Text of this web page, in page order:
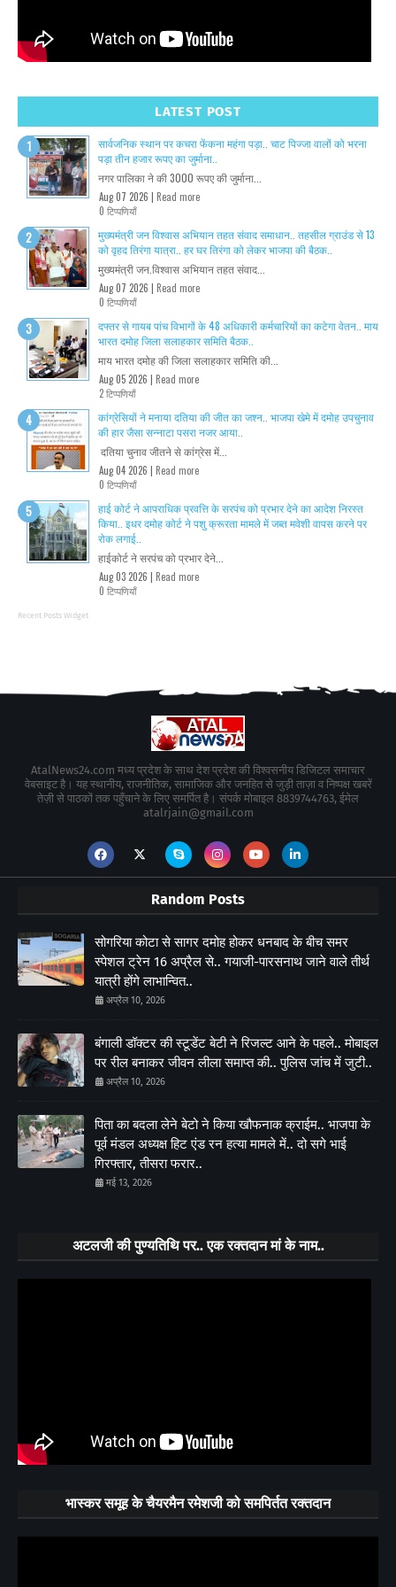
LATEST POST
सार्वजनिक स्थान पर कचरा फेंकना महंगा पड़ा.. चाट पिज्जा वालों को भरना
पड़ा तीन हजार रूपए का जुर्माना..
नगर पालिका ने की 3000 रूपए की जुर्माना...
Aug 07 2026 | Read more
0 टिप्पणियाँ
मुख्यमंत्री जन विश्वास अभियान तहत संवाद समाधान.. तहसील ग्राउंड से 13
को वृहद तिरंगा यात्रा.. हर घर तिरंगा को लेकर भाजपा की बैठक..
मुख्यमंत्री जन.विश्वास अभियान तहत संवाद...
Aug 07 2026 | Read more
0 टिप्पणियाँ
दफ्तर से गायब पांच विभागों के 48 अधिकारी कर्मचारियों का कटेगा वेतन.. माय
भारत दमोह जिला सलाहकार समिति बैठक..
माय भारत दमोह की जिला सलाहकार समिति की...
Aug 05 2026 | Read more
2 टिप्पणियाँ
कांग्रेसियों ने मनाया दतिया की जीत का जश्न.. भाजपा खेमे में दमोह उपचुनाव
की हार जैसा सन्नाटा पसरा नजर आया..
दतिया चुनाव जीतने से कांग्रेस में...
Aug 04 2026 | Read more
0 टिप्पणियाँ
हाई कोर्ट ने आपराधिक प्रवत्ति के सरपंच को प्रभार देने का आदेश निरस्त
किया.. इधर दमोह कोर्ट ने पशु क्रूरता मामले में जब्त मवेशी वापस करने पर
रोक लगाई..
हाईकोर्ट ने सरपंच को प्रभार देने...
Aug 03 2026 | Read more
0 टिप्पणियाँ
Recent Posts Widget
AtalNews24.com मध्य प्रदेश के साथ देश प्रदेश की विश्वसनीय डिजिटल समाचार
वेबसाइट है। यह स्थानीय, राजनीतिक, सामाजिक और जनहित से जुड़ी ताज़ा व निष्पक्ष खबरें
तेज़ी से पाठकों तक पहुँचाने के लिए समर्पित है। संपर्क मोबाइल 8839744763, ईमेल
atalrjain@gmail.com
Random Posts
सोगरिया कोटा से सागर दमोह होकर धनबाद के बीच समर
स्पेशल ट्रेन 16 अप्रैल से.. गयाजी-पारसनाथ जाने वाले तीर्थ
यात्री होंगे लाभान्वित..
अप्रैल 10, 2026
बंगाली डॉक्टर की स्टूडेंट बेटी ने रिजल्ट आने के पहले.. मोबाइल
पर रील बनाकर जीवन लीला समाप्त की.. पुलिस जांच में जुटी..
अप्रैल 10, 2026
पिता का बदला लेने बेटो ने किया खौफनाक क्राईम.. भाजपा के
पूर्व मंडल अध्यक्ष हिट एंड रन हत्या मामले में.. दो सगे भाई
गिरफ्तार, तीसरा फरार..
मई 13, 2026
अटलजी की पुण्यतिथि पर.. एक रक्तदान मां के नाम..
भास्कर समूह के चैयरमैन रमेशजी को समपिर्तत रक्तदान